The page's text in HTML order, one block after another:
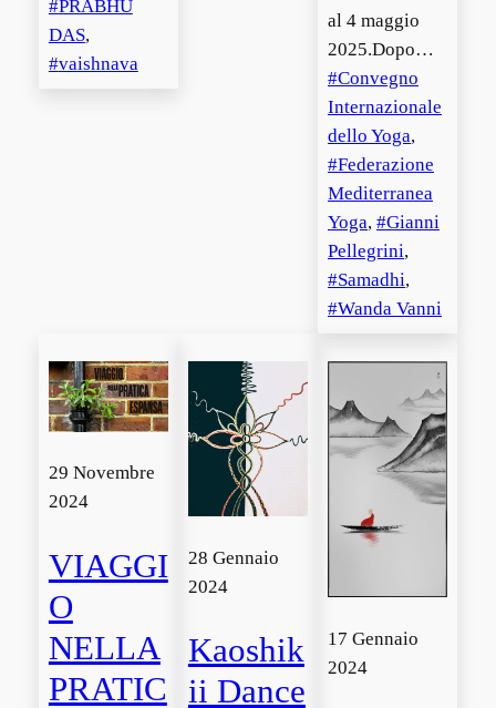
PRABHU
DAS ,
vaishnava
al 4 maggio
2025.Dopo…
Convegno
Internazionale
dello Yoga
Federazione
Mediterranea
Yoga,
Gianni
Pellegrini
Samadhi
Wanda Vanni
29 Novembre
2024
VIAGGI
O
NELLA
PRATIC
28 Gennaio
2024
Kaoshik
ii Dance
17 Gennaio
2024